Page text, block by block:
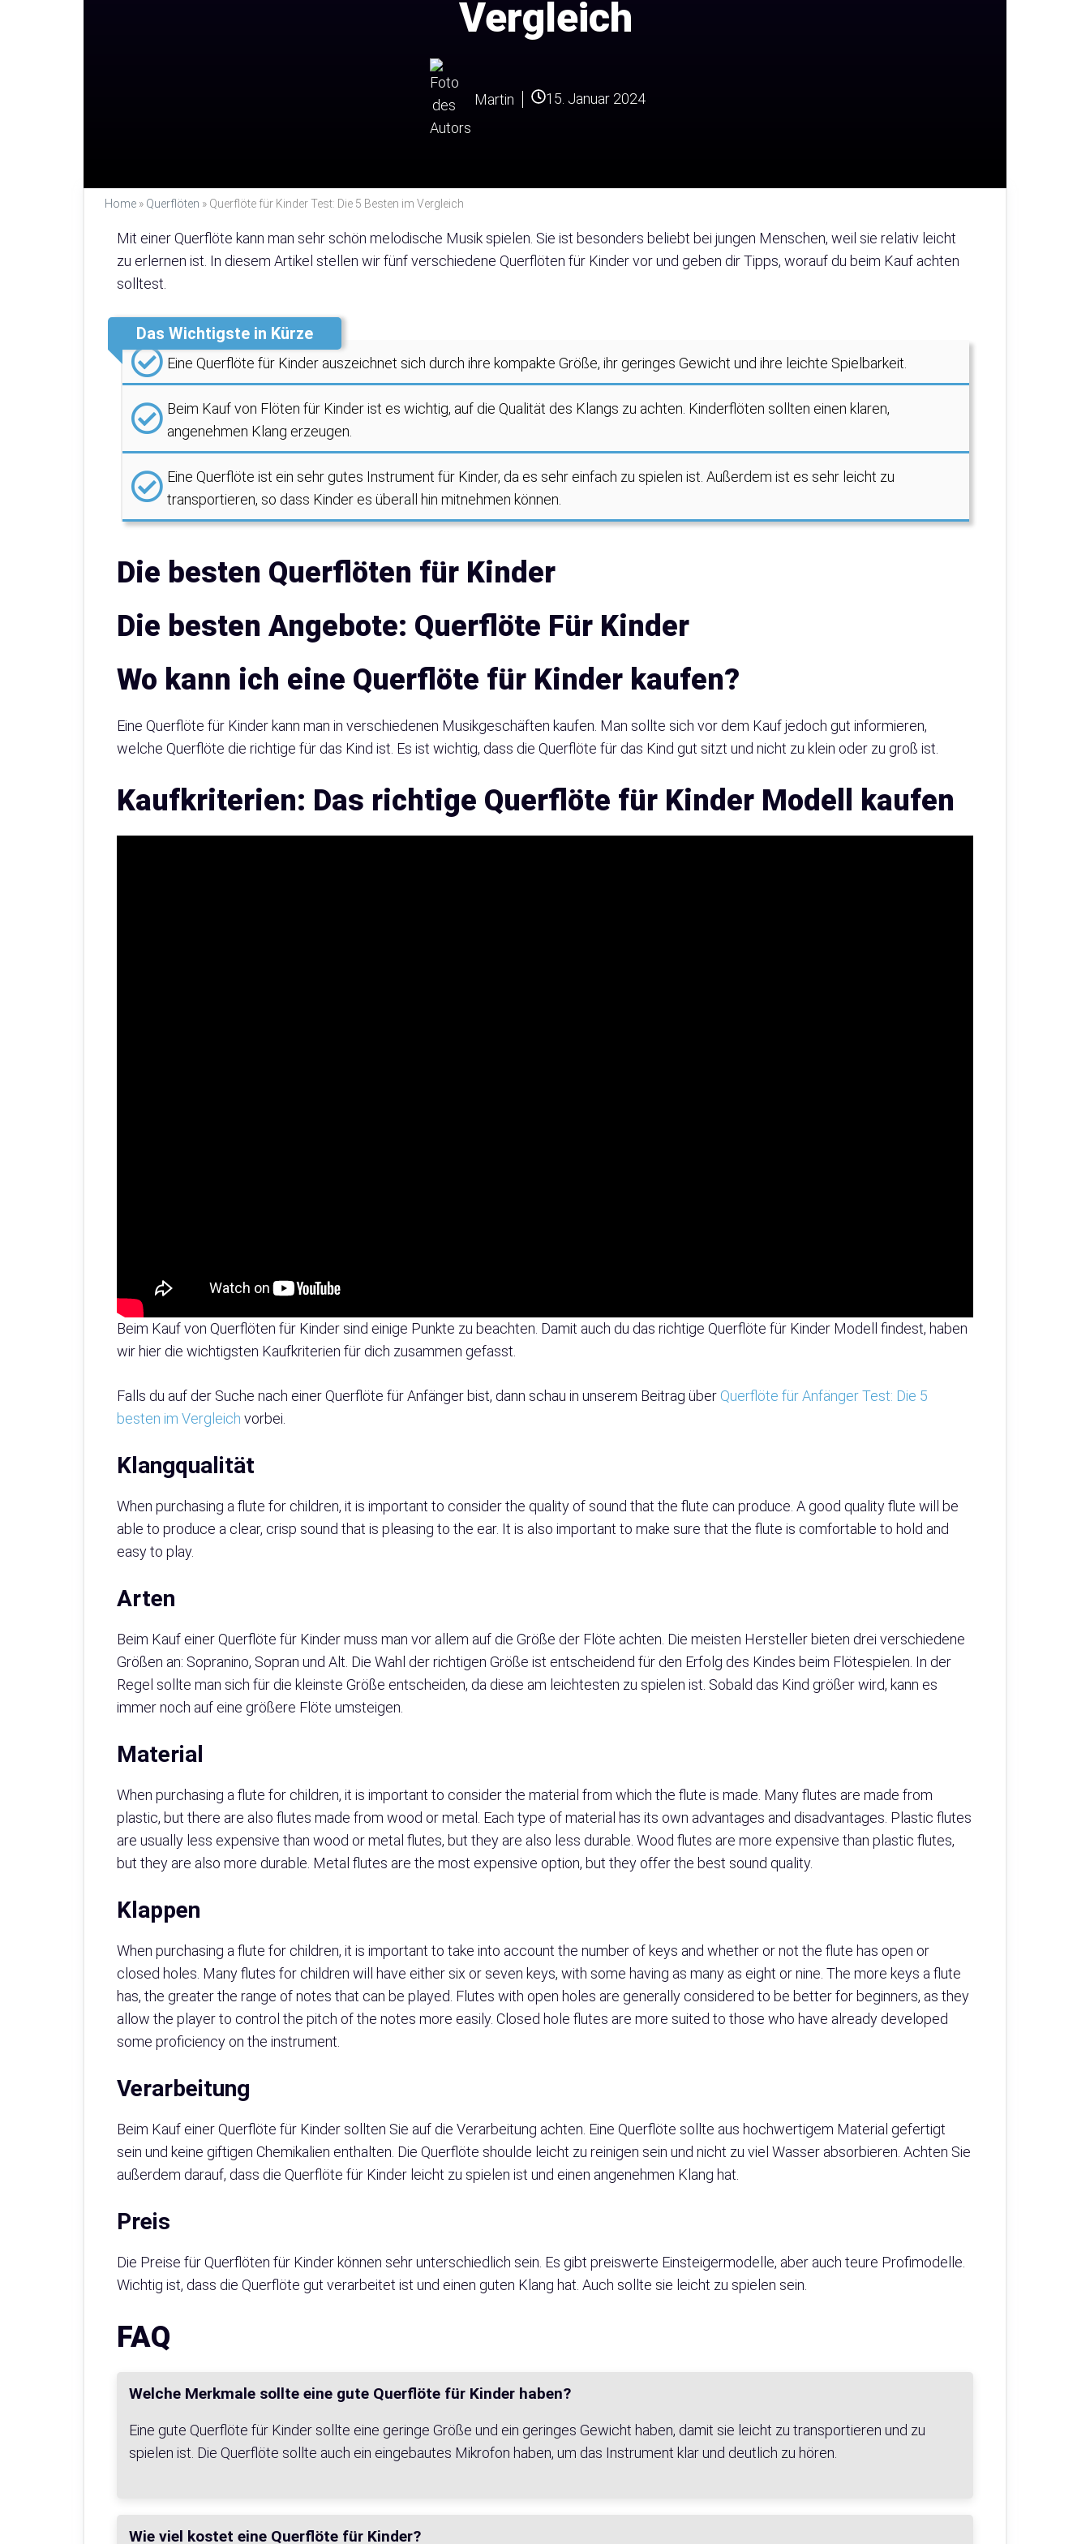
Vergleich
Martin 15. Januar 2024
Home » Querflöten » Querflöte für Kinder Test: Die 5 Besten im Vergleich
Mit einer Querflöte kann man sehr schön melodische Musik spielen. Sie ist besonders beliebt bei jungen Menschen, weil sie relativ leicht
zu erlernen ist. In diesem Artikel stellen wir fünf verschiedene Querflöten für Kinder vor und geben dir Tipps, worauf du beim Kauf achten
solltest.
Das Wichtigste in Kürze
Eine Querflöte für Kinder auszeichnet sich durch ihre kompakte Größe, ihr geringes Gewicht und ihre leichte Spielbarkeit.
Beim Kauf von Flöten für Kinder ist es wichtig, auf die Qualität des Klangs zu achten. Kinderflöten sollten einen klaren,
angenehmen Klang erzeugen.
Eine Querflöte ist ein sehr gutes Instrument für Kinder, da es sehr einfach zu spielen ist. Außerdem ist es sehr leicht zu
transportieren, so dass Kinder es überall hin mitnehmen können.
Die besten Querflöten für Kinder
Die besten Angebote: Querflöte Für Kinder
Wo kann ich eine Querflöte für Kinder kaufen?
Eine Querflöte für Kinder kann man in verschiedenen Musikgeschäften kaufen. Man sollte sich vor dem Kauf jedoch gut informieren,
welche Querflöte die richtige für das Kind ist. Es ist wichtig, dass die Querflöte für das Kind gut sitzt und nicht zu klein oder zu groß ist.
Kaufkriterien: Das richtige Querflöte für Kinder Modell kaufen
Beim Kauf von Querflöten für Kinder sind einige Punkte zu beachten. Damit auch du das richtige Querflöte für Kinder Modell findest, haben
wir hier die wichtigsten Kaufkriterien für dich zusammen gefasst.
Falls du auf der Suche nach einer Querflöte für Anfänger bist, dann schau in unserem Beitrag über Querflöte für Anfänger Test: Die 5
besten im Vergleich vorbei.
Klangqualität
When purchasing a flute for children, it is important to consider the quality of sound that the flute can produce. A good quality flute will be
able to produce a clear, crisp sound that is pleasing to the ear. It is also important to make sure that the flute is comfortable to hold and
easy to play.
Arten
Beim Kauf einer Querflöte für Kinder muss man vor allem auf die Größe der Flöte achten. Die meisten Hersteller bieten drei verschiedene
Größen an: Sopranino, Sopran und Alt. Die Wahl der richtigen Größe ist entscheidend für den Erfolg des Kindes beim Flötespielen. In der
Regel sollte man sich für die kleinste Größe entscheiden, da diese am leichtesten zu spielen ist. Sobald das Kind größer wird, kann es
immer noch auf eine größere Flöte umsteigen.
Material
When purchasing a flute for children, it is important to consider the material from which the flute is made. Many flutes are made from
plastic, but there are also flutes made from wood or metal. Each type of material has its own advantages and disadvantages. Plastic flutes
are usually less expensive than wood or metal flutes, but they are also less durable. Wood flutes are more expensive than plastic flutes,
but they are also more durable. Metal flutes are the most expensive option, but they offer the best sound quality.
Klappen
When purchasing a flute for children, it is important to take into account the number of keys and whether or not the flute has open or
closed holes. Many flutes for children will have either six or seven keys, with some having as many as eight or nine. The more keys a flute
has, the greater the range of notes that can be played. Flutes with open holes are generally considered to be better for beginners, as they
allow the player to control the pitch of the notes more easily. Closed hole flutes are more suited to those who have already developed
some proficiency on the instrument.
Verarbeitung
Beim Kauf einer Querflöte für Kinder sollten Sie auf die Verarbeitung achten. Eine Querflöte sollte aus hochwertigem Material gefertigt
sein und keine giftigen Chemikalien enthalten. Die Querflöte shoulde leicht zu reinigen sein und nicht zu viel Wasser absorbieren. Achten Sie
außerdem darauf, dass die Querflöte für Kinder leicht zu spielen ist und einen angenehmen Klang hat.
Preis
Die Preise für Querflöten für Kinder können sehr unterschiedlich sein. Es gibt preiswerte Einsteigermodelle, aber auch teure Profimodelle.
Wichtig ist, dass die Querflöte gut verarbeitet ist und einen guten Klang hat. Auch sollte sie leicht zu spielen sein.
FAQ
Welche Merkmale sollte eine gute Querflöte für Kinder haben?
Eine gute Querflöte für Kinder sollte eine geringe Größe und ein geringes Gewicht haben, damit sie leicht zu transportieren und zu
spielen ist. Die Querflöte sollte auch ein eingebautes Mikrofon haben, um das Instrument klar und deutlich zu hören.
Wie viel kostet eine Querflöte für Kinder?